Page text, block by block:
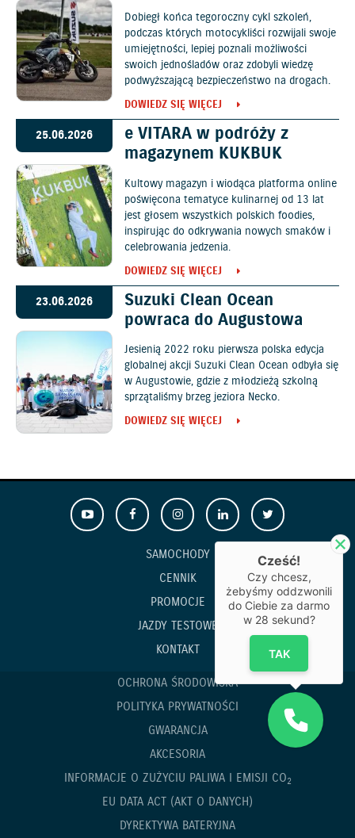
Dobiegł końca tegoroczny cykl szkoleń,
podczas których motocykliści rozwijali swoje
umiejętności, lepiej poznali możliwości
swoich jednośladów oraz zdobyli wiedzę
podwyższającą bezpieczeństwo na drogach.
DOWIEDZ SIĘ WIĘCEJ
25.06.2026
e VITARA w podróży z
magazynem KUKBUK
Kultowy magazyn i wiodąca platforma online
poświęcona tematyce kulinarnej od 13 lat
jest głosem wszystkich polskich foodies,
inspirując do odkrywania nowych smaków i
celebrowania jedzenia.
DOWIEDZ SIĘ WIĘCEJ
23.06.2026
Suzuki Clean Ocean
powraca do Augustowa
Jesienią 2022 roku pierwsza polska edycja
globalnej akcji Suzuki Clean Ocean odbyła się
w Augustowie, gdzie z młodzieżą szkolną
sprzątaliśmy brzeg jeziora Necko.
DOWIEDZ SIĘ WIĘCEJ
SAMOCHODY
CENNIK
PROMOCJE
JAZDY TESTOWE
KONTAKT
OCHRONA ŚRODOWISKA
POLITYKA PRYWATNOŚCI
GWARANCJA
AKCESORIA
INFORMACJE O ZUŻYCIU PALIWA I EMISJI CO2
EU DATA ACT (AKT O DANYCH)
DYREKTYWA BATERYJNA
Cześć!
Czy chcesz,
żebyśmy oddzwonili
do Ciebie za darmo
w 28 sekund?
TAK